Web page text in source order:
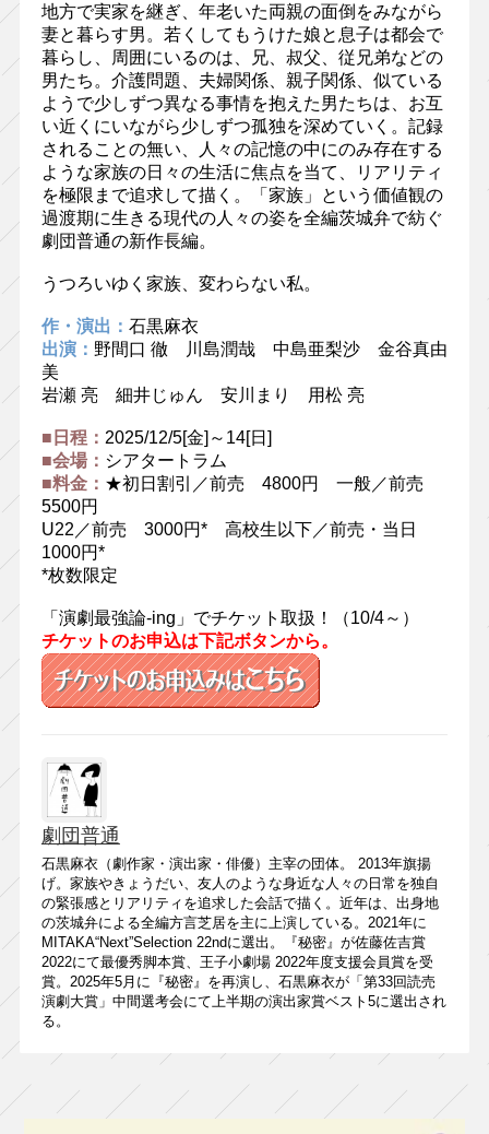
地方で実家を継ぎ、年老いた両親の面倒をみながら
妻と暮らす男。若くしてもうけた娘と息子は都会で
暮らし、周囲にいるのは、兄、叔父、従兄弟などの
男たち。介護問題、夫婦関係、親子関係、似ている
ようで少しずつ異なる事情を抱えた男たちは、お互
い近くにいながら少しずつ孤独を深めていく。記録
されることの無い、人々の記憶の中にのみ存在する
ような家族の日々の生活に焦点を当て、リアリティ
を極限まで追求して描く。「家族」という価値観の
過渡期に生きる現代の人々の姿を全編茨城弁で紡ぐ
劇団普通の新作長編。
うつろいゆく家族、変わらない私。
作・演出： 石黒麻衣
出演： 野間口 徹 川島潤哉 中島亜梨沙 金谷真由
美
岩瀬 亮 細井じゅん 安川まり 用松 亮
■日程： 2025/12/5[金]～14[日]
■会場： シアタートラム
■料金： ★初日割引／前売 4800円 一般／前売
5500円
U22／前売 3000円* 高校生以下／前売・当日
1000円*
*枚数限定
「演劇最強論-ing」でチケット取扱！（10/4～）
チケットのお申込は下記ボタンから。
劇団普通
石黒麻衣（劇作家・演出家・俳優）主宰の団体。 2013年旗揚
げ。家族やきょうだい、友人のような身近な人々の日常を独自
の緊張感とリアリティを追求した会話で描く。近年は、出身地
の茨城弁による全編方言芝居を主に上演している。2021年に
MITAKA“Next”Selection 22ndに選出。『秘密』が佐藤佐吉賞
2022にて最優秀脚本賞、王子小劇場 2022年度支援会員賞を受
賞。2025年5月に『秘密』を再演し、石黒麻衣が「第33回読売
演劇大賞」中間選考会にて上半期の演出家賞ベスト5に選出され
る。